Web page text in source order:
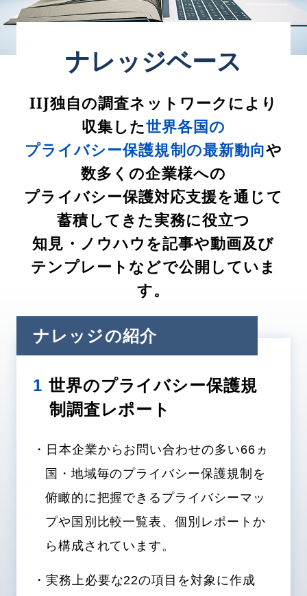
ナレッジベース
IIJ独自の調査ネットワークにより
収集した世界各国の
プライバシー保護規制の最新動向や
数多くの企業様への
プライバシー保護対応支援を通じて
蓄積してきた実務に役立つ
知見・ノウハウを記事や動画及び
テンプレートなどで公開していま
す。
ナレッジの紹介
1 世界のプライバシー保護規
制調査レポート
・日本企業からお問い合わせの多い66ヵ
国・地域毎のプライバシー保護規制を
俯瞰的に把握できるプライバシーマッ
プや国別比較一覧表、個別レポートか
ら構成されています。
・実務上必要な22の項目を対象に作成